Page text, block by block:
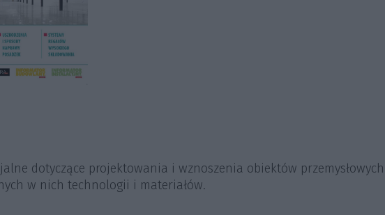
dotyczące projektowania i wznoszenia obiektów przemysłowych
w nich technologii i materiałów.